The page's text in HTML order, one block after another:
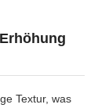
Textur, was